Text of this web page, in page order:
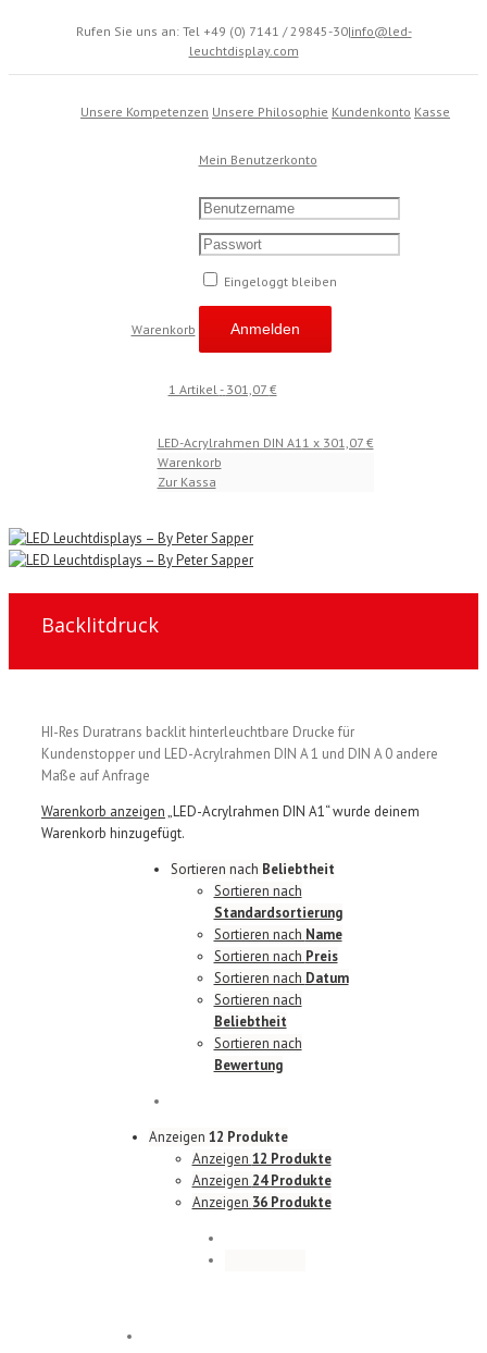
Rufen Sie uns an: Tel +49 (0) 7141 / 29845-30|info@led-
leuchtdisplay.com
Unsere Kompetenzen Unsere Philosophie Kundenkonto Kasse
Warenkorb
Mein Benutzerkonto
Eingeloggt bleiben
1 Artikel- 301,07 €
LED-Acrylrahmen DIN A11 x 301,07 €
Warenkorb
Zur Kassa
Backlitdruck
HI-Res Duratrans backlit hinterleuchtbare Drucke für
Kundenstopper und LED-Acrylrahmen DIN A 1 und DIN A 0 andere
Maße auf Anfrage
Warenkorb anzeigen„LED-Acrylrahmen DIN A1“ wurde deinem
Warenkorb hinzugefügt.
Sortieren nach Beliebtheit
Sortieren nach
Standardsortierung
Sortieren nach Name
Sortieren nach Preis
Sortieren nach Datum
Sortieren nach
Beliebtheit
Sortieren nach
Bewertung
Anzeigen 12 Produkte
Anzeigen 12 Produkte
Anzeigen 24 Produkte
Anzeigen 36 Produkte